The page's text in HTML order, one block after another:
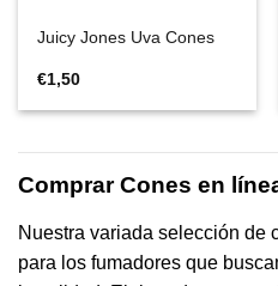
Juicy Jones Uva Cones
€1,50
Comprar Cones en
Nuestra variada selección de
para los fumadores que